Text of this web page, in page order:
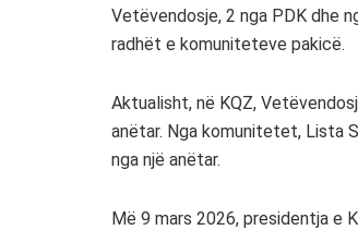
Vetëvendosje, 2 nga PDK dhe
radhët e komuniteteve pakicë.
Aktualisht, në KQZ,
anëtar. Nga komunitetet, Lista
nga një anëtar.
Më 9 mars 2026, presidentja e